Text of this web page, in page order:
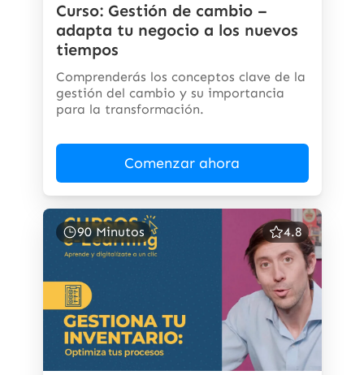
Curso: Gestión de cambio –
adapta tu negocio a los nuevos
tiempos
Comprenderás los conceptos clave de la
gestión del cambio y su importancia
para la transformación.
Comenzar ahora
90 Minutos 4.8